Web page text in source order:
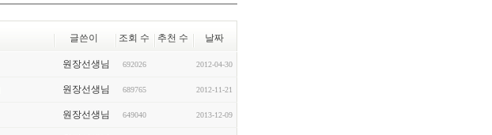
글쓴이 조회 수 추천 수 날짜
원장선생님 692026 2012-04-30
원장선생님 689765 2012-11-21
원장선생님 649040 2013-12-09